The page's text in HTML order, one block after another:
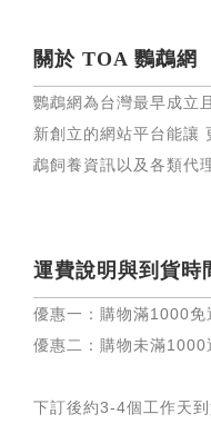
關於 TOA 鸚鵡網
鸚鵡網為台灣最早成立
新創立的網站平台能讓
鵡飼養資訊以及各類代
運費說明與到貨時
優惠一：購物滿1000免
優惠二：購物未滿1000
下訂後約3-4個工作天